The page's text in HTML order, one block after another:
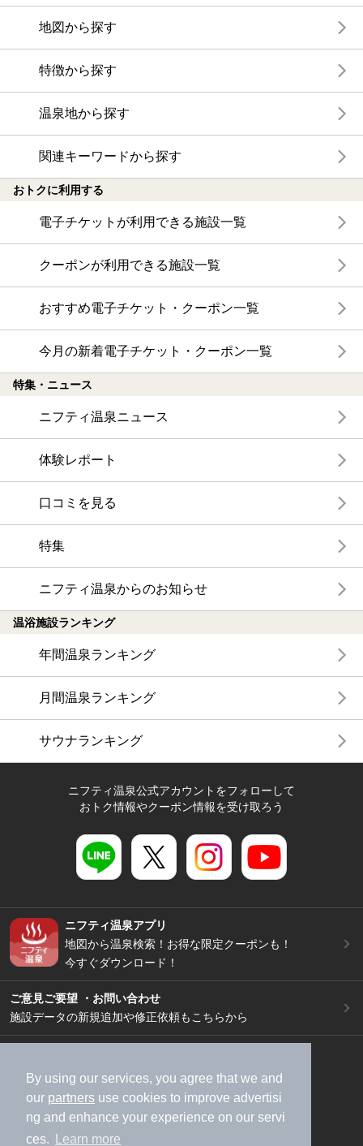
By using our services, you agree that we and
our partners use cookies to improve advertisi
ng and enhance your experience on our servi
ces.
Learn more
地図から探す
特徴から探す
温泉地から探す
関連キーワードから探す
おトクに利用する
電子チケットが利用できる施設一覧
クーポンが利用できる施設一覧
おすすめ電子チケット・クーポン一覧
今月の新着電子チケット・クーポン一覧
特集・ニュース
ニフティ温泉ニュース
体験レポート
口コミを見る
特集
ニフティ温泉からのお知らせ
温浴施設ランキング
年間温泉ランキング
月間温泉ランキング
サウナランキング
ニフティ温泉公式アカウントをフォローして
おトク情報やクーポン情報を受け取ろう
ニフティ温泉アプリ
地図から温泉検索！お得な限定クーポンも！
今すぐダウンロード！
ご意見ご要望 ・お問い合わせ
施設データの新規追加や修正依頼もこちらから
加盟店募集（資料請求）
広告出稿のご案内
利用規約
ライフスタイルMEMBERS+規約
特定商取引法に基づく表記
ヘルプ
採用情報